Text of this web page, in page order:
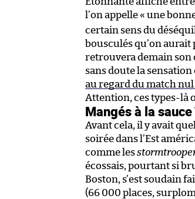
l’on appelle « une
certain sens du
bousculés qu’on aurait
retrouvera demain son
sans doute la sensation
au regard du match nul
Attention, ces types-là
Mangés à la
Avant cela, il y avait
soirée dans l’Est
comme les
écossais, pourtant si
Boston, s’est soudain
(66 000 places,